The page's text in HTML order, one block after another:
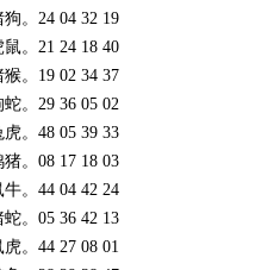
。24 04 32 19
。21 24 18 40
。19 02 34 37
。29 36 05 02
。48 05 39 33
。08 17 18 03
。44 04 42 24
。05 36 42 13
。44 27 08 01